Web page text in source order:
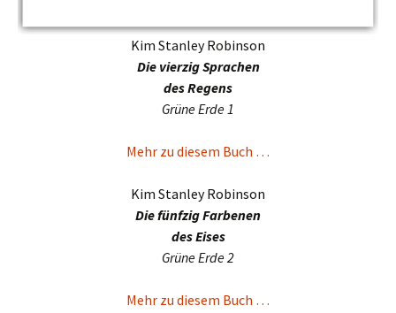
Kim Stanley Robinson
Die vier­zig Sprachen
des Regens
Grüne Erde 1
Mehr zu diesem Buch …
Kim Stanley Robinson
Die fünf­zig Farbenen
des Eises
Grüne Erde 2
Mehr zu diesem Buch …